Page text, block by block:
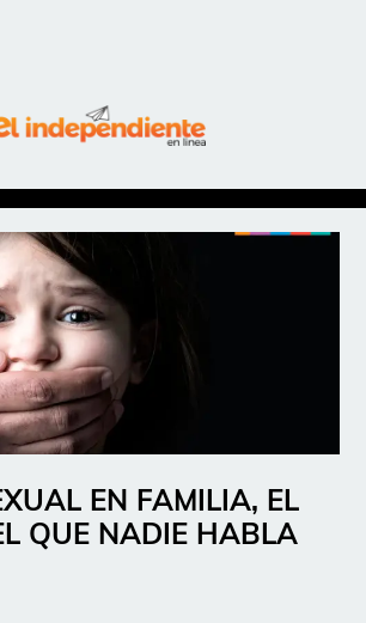
EN FAMILIA, EL
QUE NADIE HABLA